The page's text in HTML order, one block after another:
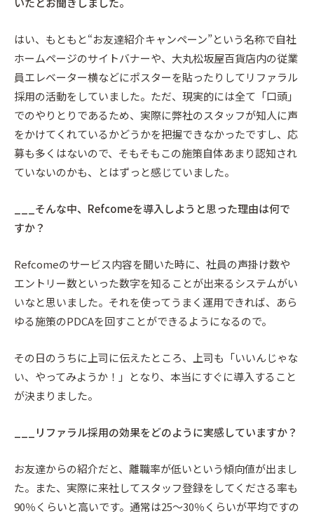
はい、もともと“お友達紹介キャンペーン”という名称で自社
ホームページのサイトバナーや、大丸松坂屋百貨店内の従業
員エレベーター横などにポスターを貼ったりしてリファラル
採用の活動をしていました。ただ、現実的には全て「口頭」
でのやりとりであるため、実際に弊社のスタッフが知人に声
をかけてくれているかどうかを把握できなかったですし、応
募も多くはないので、そもそもこの施策自体あまり認知され
ていないのかも、とはずっと感じていました。
___そんな中、Refcomeを導入しようと思った理由は何で
すか？
Refcomeのサービス内容を聞いた時に、社員の声掛け数や
エントリー数といった数字を知ることが出来るシステムがい
いなと思いました。それを使ってうまく運用できれば、あら
ゆる施策のPDCAを回すことができるようになるので。
その日のうちに上司に伝えたところ、上司も「いいんじゃな
い、やってみようか！」となり、本当にすぐに導入すること
が決まりました。
___リファラル採用の効果をどのように実感していますか？
お友達からの紹介だと、離職率が低いという傾向値が出まし
た。また、実際に来社してスタッフ登録をしてくださる率も
90％くらいと高いです。通常は25～30％くらいが平均ですの